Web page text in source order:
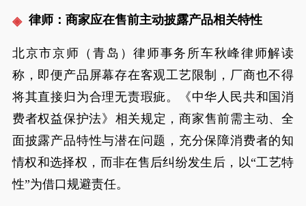
律师：商家应在售前主动披露产品相关特性
北京市京师（青岛）律师事务所车秋峰律师解读
称，即便产品屏幕存在客观工艺限制，厂商也不得
将其直接归为合理无责瑕疵。《中华人民共和国消
费者权益保护法》‌相关规定，商家售前需主动、全
面披露产品特性与潜在问题，充分保障消费者的知
情权和选择权，而非在售后纠纷发生后，以“工艺特
性”为借口规避责任。